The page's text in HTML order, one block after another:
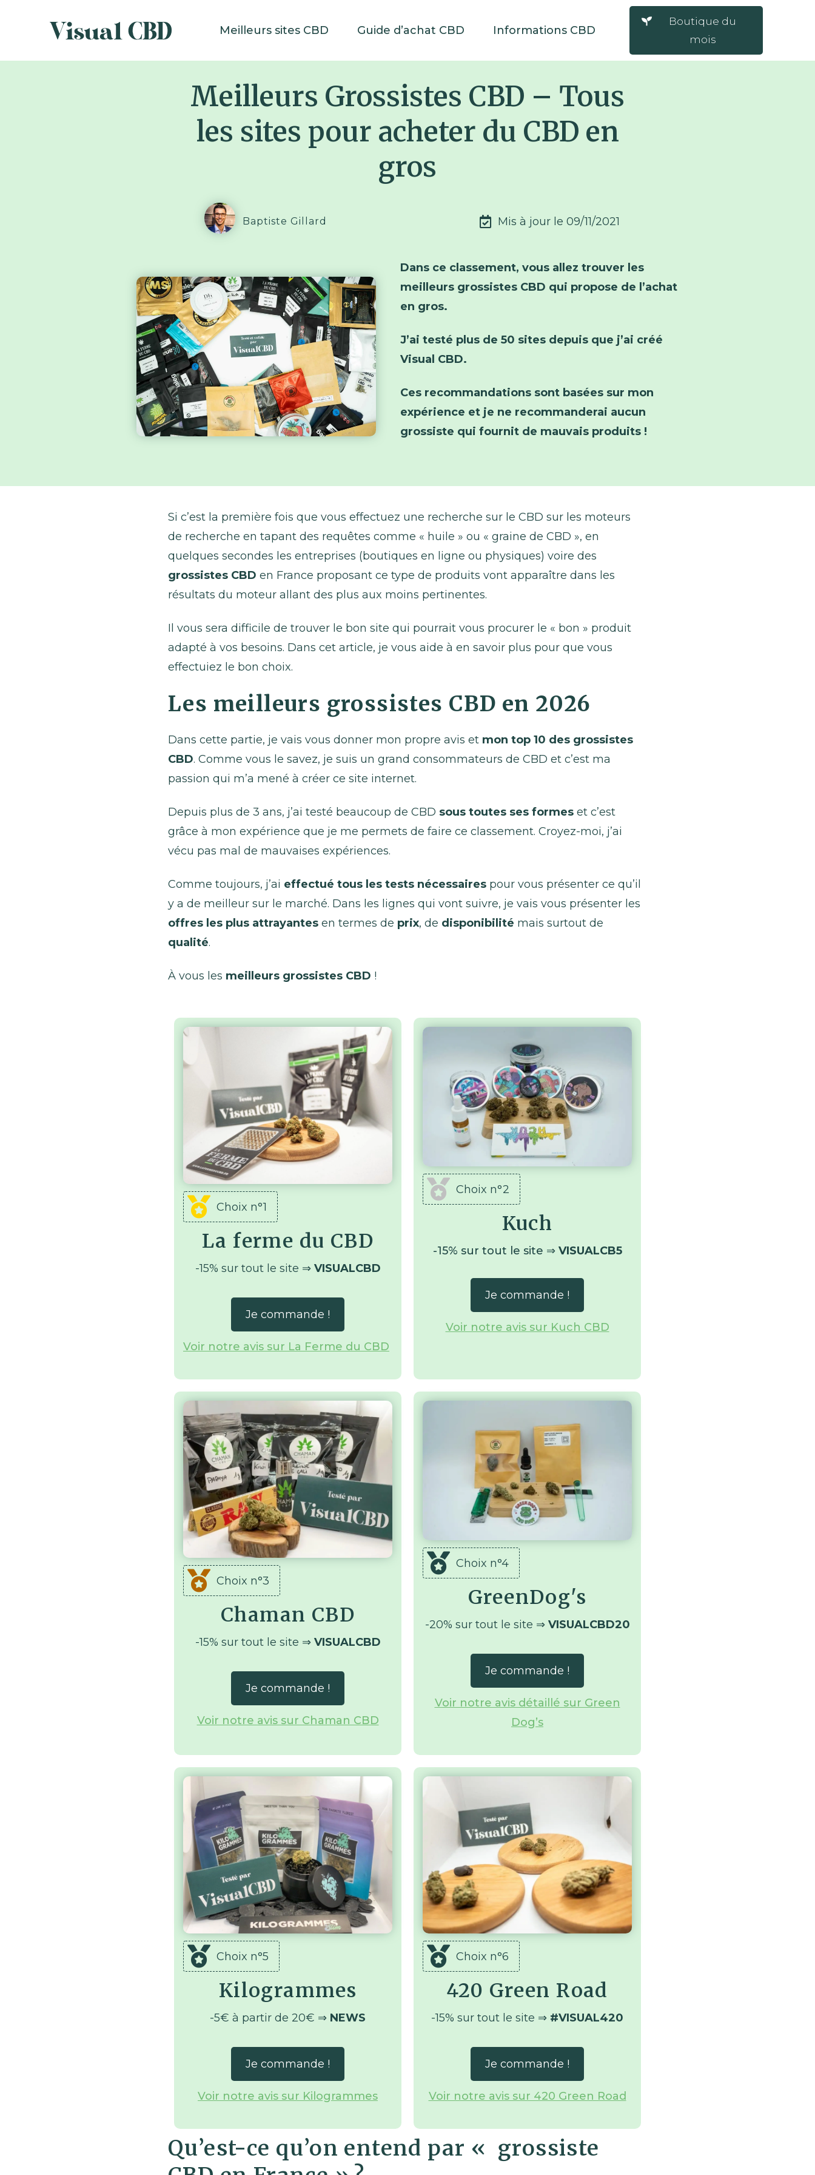
Meilleurs sites CBD Guide d’achat CBD Informations CBD
Boutique du
mois
Meilleurs Grossistes CBD – Tous
les sites pour acheter du CBD en
gros
Baptiste Gillard Mis à jour le 09/11/2021
Dans ce classement, vous allez trouver les
meilleurs grossistes CBD qui propose de l’achat
en gros.
J’ai testé plus de 50 sites depuis que j’ai créé
Visual CBD.
Ces recommandations sont basées sur mon
expérience et je ne recommanderai aucun
grossiste qui fournit de mauvais produits !
Si c’est la première fois que vous effectuez une recherche sur le CBD sur les moteurs
de recherche en tapant des requêtes comme « huile » ou « graine de CBD », en
quelques secondes les entreprises (boutiques en ligne ou physiques) voire des
grossistes CBD en France proposant ce type de produits vont apparaître dans les
résultats du moteur allant des plus aux moins pertinentes.
Il vous sera difficile de trouver le bon site qui pourrait vous procurer le « bon » produit
adapté à vos besoins. Dans cet article, je vous aide à en savoir plus pour que vous
effectuiez le bon choix.
Les meilleurs grossistes CBD en 2026
Dans cette partie, je vais vous donner mon propre avis et mon top 10 des grossistes
CBD. Comme vous le savez, je suis un grand consommateurs de CBD et c’est ma
passion qui m’a mené à créer ce site internet.
Depuis plus de 3 ans, j’ai testé beaucoup de CBD sous toutes ses formes et c’est
grâce à mon expérience que je me permets de faire ce classement. Croyez-moi, j’ai
vécu pas mal de mauvaises expériences.
Comme toujours, j’ai effectué tous les tests nécessaires pour vous présenter ce qu’il
y a de meilleur sur le marché. Dans les lignes qui vont suivre, je vais vous présenter les
offres les plus attrayantes en termes de prix, de disponibilité mais surtout de
qualité.
À vous les meilleurs grossistes CBD !
Choix n°1
La ferme du CBD
-15% sur tout le site ⇒VISUALCBD
Je commande !
Voir notre avis sur La Ferme du CBD
Choix n°2
Kuch
-15% sur tout le site ⇒ VISUALCB5
Je commande !
Voir notre avis sur Kuch CBD
Choix n°3
Chaman CBD
-15% sur tout le site ⇒ VISUALCBD
Je commande !
Voir notre avis sur Chaman CBD
Choix n°4
GreenDog's
-20% sur tout le site ⇒VISUALCBD20
Je commande !
Voir notre avis détaillé sur Green
Dog’s
Choix n°5
Kilogrammes
-5€ à partir de 20€ ⇒ NEWS
Je commande !
Voir notre avis sur Kilogrammes
Choix n°6
420 Green Road
-15% sur tout le site ⇒ #VISUAL420
Je commande !
Voir notre avis sur 420 Green Road
Qu’est-ce qu’on entend par « grossiste